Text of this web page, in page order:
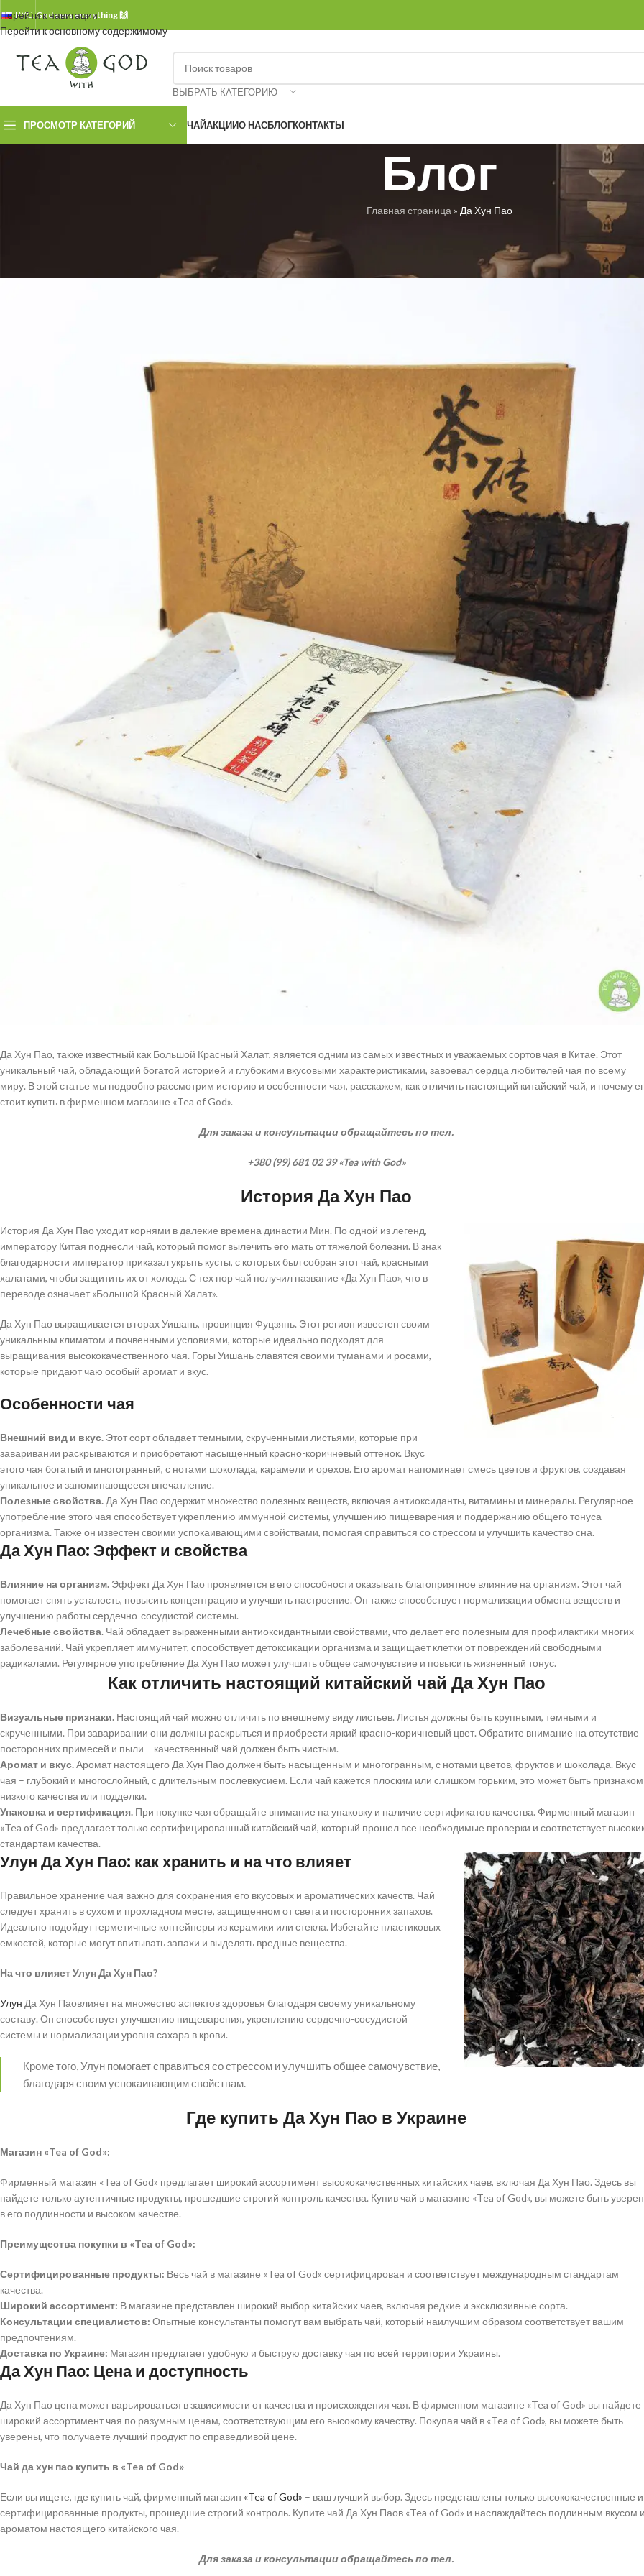
Перейти к навигации
Перейти к основному содержимому
РУС.God sees everything 🙌
ВЫБРАТЬ КАТЕГОРИЮ
ПРОСМОТР КАТЕГОРИЙ ЧАЙАКЦИИО НАСБЛОГКОНТАКТЫ
Блог
Главная страница » Да Хун Пао
Да Хун Пао
Опубликовано
Да Хун Пао, также известный как Большой Красный Халат, является одним из самых известных и уважаемых сортов чая в Китае. Этот
уникальный чай, обладающий богатой историей и глубокими вкусовыми характеристиками, завоевал сердца любителей чая по всему
миру. В этой статье мы подробно рассмотрим историю и особенности чая, расскажем, как отличить настоящий китайский чай, и почему
стоит купить в фирменном магазине «Tea of God».
Для заказа и консультации обращайтесь по тел.
+380 (99) 681 02 39 «Tea with God»
История Да Хун Пао
История Да Хун Пао уходит корнями в далекие времена династии Мин. По одной из легенд,
императору Китая поднесли чай, который помог вылечить его мать от тяжелой болезни. В знак
благодарности император приказал укрыть кусты, с которых был собран этот чай, красными
халатами, чтобы защитить их от холода. С тех пор чай получил название «Да Хун Пао», что в
переводе означает «Большой Красный Халат».
Да Хун Пао выращивается в горах Уишань, провинция Фуцзянь. Этот регион известен своим
уникальным климатом и почвенными условиями, которые идеально подходят для
выращивания высококачественного чая. Горы Уишань славятся своими туманами и росами,
которые придают чаю особый аромат и вкус.
Особенности чая
Внешний вид и вкус. Этот сорт обладает темными, скрученными листьями, которые при
заваривании раскрываются и приобретают насыщенный красно-коричневый оттенок. Вкус
этого чая богатый и многогранный, с нотами шоколада, карамели и орехов. Его аромат напоминает смесь цветов и фруктов, создавая
уникальное и запоминающееся впечатление.
Полезные свойства. Да Хун Пао содержит множество полезных веществ, включая антиоксиданты, витамины и минералы. Регулярное
употребление этого чая способствует укреплению иммунной системы, улучшению пищеварения и поддержанию общего тонуса
организма. Также он известен своими успокаивающими свойствами, помогая справиться со стрессом и улучшить качество сна.
Да Хун Пао: Эффект и свойства
Влияние на организм. Эффект Да Хун Пао проявляется в его способности оказывать благоприятное влияние на организм. Этот чай
помогает снять усталость, повысить концентрацию и улучшить настроение. Он также способствует нормализации обмена веществ и
улучшению работы сердечно-сосудистой системы.
Лечебные свойства. Чай обладает выраженными антиоксидантными свойствами, что делает его полезным для профилактики многих
заболеваний. Чай укрепляет иммунитет, способствует детоксикации организма и защищает клетки от повреждений свободными
радикалами. Регулярное употребление Да Хун Пао может улучшить общее самочувствие и повысить жизненный тонус.
Как отличить настоящий китайский чай Да Хун Пао
Визуальные признаки. Настоящий чай можно отличить по внешнему виду листьев. Листья должны быть крупными, темными и
скрученными. При заваривании они должны раскрыться и приобрести яркий красно-коричневый цвет. Обратите внимание на отсутствие
посторонних примесей и пыли – качественный чай должен быть чистым.
Аромат и вкус.Аромат настоящего Да Хун Пао должен быть насыщенным и многогранным, с нотами цветов, фруктов и шоколада. Вкус
чая – глубокий и многослойный, с длительным послевкусием. Если чай кажется плоским или слишком горьким, это может быть признаком
низкого качества или подделки.
Упаковка и сертификация. При покупке чая обращайте внимание на упаковку и наличие сертификатов качества. Фирменный магазин
«Tea of God» предлагает только сертифицированный китайский чай, который прошел все необходимые проверки и соответствует
стандартам качества.
Улун Да Хун Пао: как хранить и на что влияет
Правильное хранение чая важно для сохранения его вкусовых и ароматических качеств. Чай
следует хранить в сухом и прохладном месте, защищенном от света и посторонних запахов.
Идеально подойдут герметичные контейнеры из керамики или стекла. Избегайте пластиковых
емкостей, которые могут впитывать запахи и выделять вредные вещества.
На что влияет Улун Да Хун Пао?
Улун Да Хун Паовлияет на множество аспектов здоровья благодаря своему уникальному
составу. Он способствует улучшению пищеварения, укреплению сердечно-сосудистой
системы и нормализации уровня сахара в крови.
Кроме того, Улун помогает справиться со стрессом и улучшить общее самочувствие,
благодаря своим успокаивающим свойствам.
Где купить Да Хун Пао в Украине
Магазин «Tea of God»:
Фирменный магазин «Tea of God» предлагает широкий ассортимент высококачественных китайских чаев, включая Да Хун Пао. Здесь вы
найдете только аутентичные продукты, прошедшие строгий контроль качества. Купив чай в магазине «Tea of God», вы можете быть
в его подлинности и высоком качестве.
Преимущества покупки в «Tea of God»:
Сертифицированные продукты: Весь чай в магазине «Tea of God» сертифицирован и соответствует международным стандартам
качества.
Широкий ассортимент: В магазине представлен широкий выбор китайских чаев, включая редкие и эксклюзивные сорта.
Консультации специалистов: Опытные консультанты помогут вам выбрать чай, который наилучшим образом соответствует вашим
предпочтениям.
Доставка по Украине: Магазин предлагает удобную и быструю доставку чая по всей территории Украины.
Да Хун Пао: Цена и доступность
Да Хун Пао цена может варьироваться в зависимости от качества и происхождения чая. В фирменном магазине «Tea of God» вы найдете
широкий ассортимент чая по разумным ценам, соответствующим его высокому качеству. Покупая чай в «Tea of God», вы можете быть
уверены, что получаете лучший продукт по справедливой цене.
Чай да хун пао купить в «Tea of God»
Если вы ищете, где купить чай, фирменный магазин «Tea of God» – ваш лучший выбор. Здесь представлены только высококачественные и
сертифицированные продукты, прошедшие строгий контроль. Купите чай Да Хун Паов «Tea of God» и наслаждайтесь подлинным вкусом
ароматом настоящего китайского чая.
Для заказа и консультации обращайтесь по тел.